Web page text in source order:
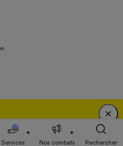
unique tout en soutenant
de l'Etat, des
des syndicats, des producteurs et des
Services Nos combats Rechercher